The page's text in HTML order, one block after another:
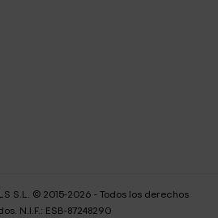
S.L. © 2015-2026 - Todos los derechos
N.I.F.: ESB-87248290